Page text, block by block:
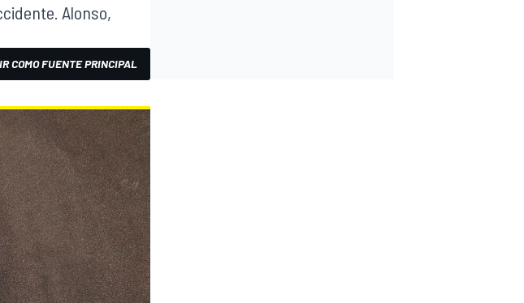
Alonso,
COMO FUENTE PRINCIPAL